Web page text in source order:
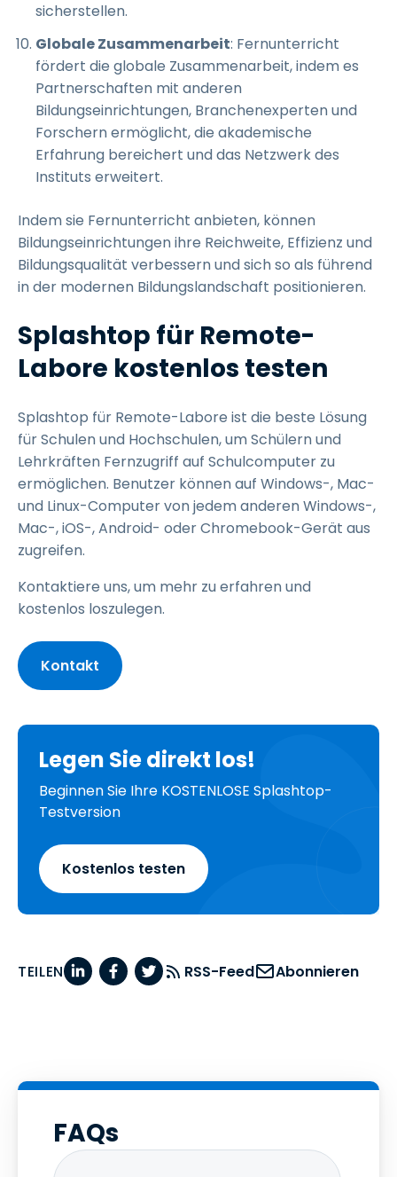
sicherstellen.
Globale Zusammenarbeit: Fernunterricht
fördert die globale Zusammenarbeit, indem es
Partnerschaften mit anderen
Bildungseinrichtungen, Branchenexperten und
Forschern ermöglicht, die akademische
Erfahrung bereichert und das Netzwerk des
Instituts erweitert.
Indem sie Fernunterricht anbieten, können
Bildungseinrichtungen ihre Reichweite, Effizienz und
Bildungsqualität verbessern und sich so als führend
in der modernen Bildungslandschaft positionieren.
Splashtop für Remote-
Labore kostenlos testen
Splashtop für Remote-Labore ist die beste Lösung
für Schulen und Hochschulen, um Schülern und
Lehrkräften Fernzugriff auf Schulcomputer zu
ermöglichen. Benutzer können auf Windows-, Mac-
und Linux-Computer von jedem anderen Windows-,
Mac-, iOS-, Android- oder Chromebook-Gerät aus
zugreifen.
Kontaktiere uns, um mehr zu erfahren und
kostenlos loszulegen.
Kontakt
Legen Sie direkt los!
Beginnen Sie Ihre KOSTENLOSE Splashtop-
Testversion
Kostenlos testen
TEILEN RSS-Feed Abonnieren
FAQs